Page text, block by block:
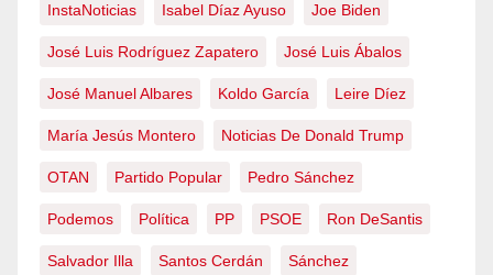
InstaNoticias Isabel Díaz Ayuso Joe Biden
José Luis Rodríguez Zapatero José Luis Ábalos
José Manuel Albares Koldo García Leire Díez
María Jesús Montero Noticias De Donald Trump
OTAN Partido Popular Pedro Sánchez
Podemos Política PP PSOE Ron DeSantis
Salvador Illa Santos Cerdán Sánchez